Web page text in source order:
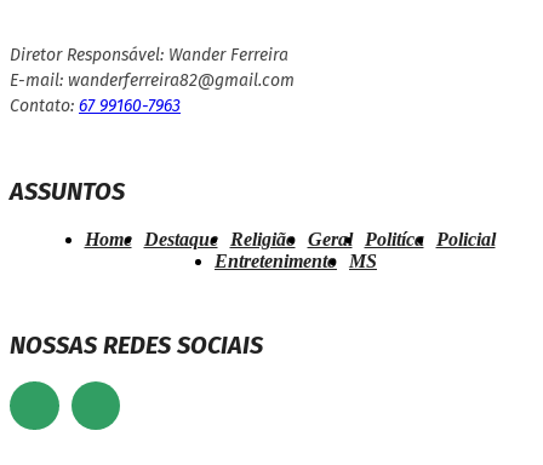
Diretor Responsável: Wander Ferreira
E-mail: wanderferreira82@gmail.com
Contato: 67 99160-7963
ASSUNTOS
Home Destaque Religião Geral Politíca
Policial
Entretenimento
MS
NOSSAS REDES SOCIAIS